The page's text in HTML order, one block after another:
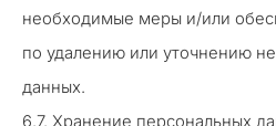
необходимые меры и/или
по удалению или уточнению
данных.